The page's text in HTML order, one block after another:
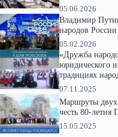
05.06.2026
Владимир
народов России
05.02.2026
«Дружба
юридического
традициях
07.11.2025
Маршруты двух
честь 80-летия
15.05.2025